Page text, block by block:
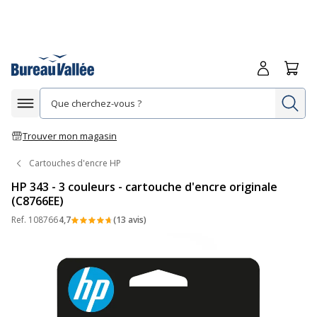
Afficher la navigation
Trouver mon magasin
Me
Cartouches d'encre HP
HP 343 - 3 couleurs - cartouche d'encre originale
(C8766EE)
Ref. 1087664,7 (13 avis)